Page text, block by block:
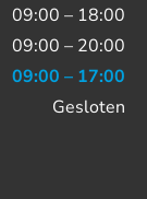
09:00 – 18:00
09:00 – 20:00
09:00 – 17:00
Gesloten